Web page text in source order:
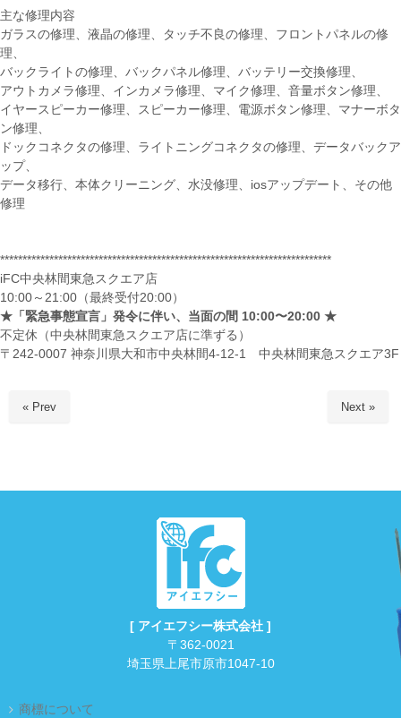
主な修理内容
ガラスの修理、液晶の修理、タッチ不良の修理、フロントパネルの修
理、
バックライトの修理、バックパネル修理、バッテリー交換修理、
アウトカメラ修理、インカメラ修理、マイク修理、音量ボタン修理、
イヤースピーカー修理、スピーカー修理、電源ボタン修理、マナーボタ
ン修理、
ドックコネクタの修理、ライトニングコネクタの修理、データバックア
ップ、
データ移行、本体クリーニング、水没修理、iosアップデート、その他
修理
**************************************************************************
iFC中央林間東急スクエア店
10:00～21:00（最終受付20:00）
★「緊急事態宣言」発令に伴い、当面の間 10:00〜20:00 ★
不定休（中央林間東急スクエア店に準ずる）
〒242-0007 神奈川県大和市中央林間4-12-1 中央林間東急スクエア3F
« Prev Next »
[ アイエフシー株式会社 ]
〒362-0021
埼玉県上尾市原市1047-10
商標について